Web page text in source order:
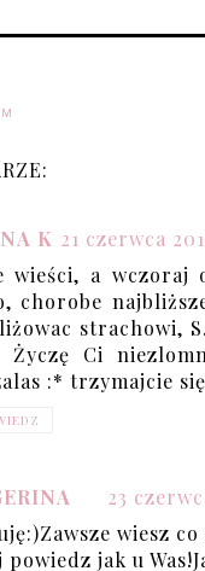
K 21 czerwca
wieści, a wczoraj
chorobe
strachowi,
Życzę Ci
:* trzymajcie
23
wiesz
powiedz jak u